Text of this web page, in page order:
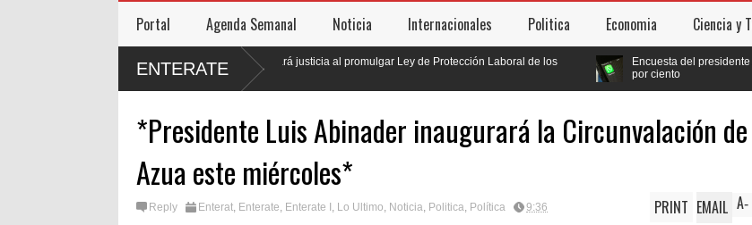
Portal Agenda Semanal Noticia Internacionales Politica Economia Ciencia y
ENTERATE
El presidente Luis Abinader hará justicia al promulgar Ley de Protección Laboral de los
Encuesta del presidente Abinader, recibe
*Presidente Luis Abinader inaugurará la Circunvalación de
Azua este miércoles*
Reply Enterat, Enterate, Enterate I , Lo Ultimo, Noticia, Politica, Política 9:36 A-
PRINT EMAIL